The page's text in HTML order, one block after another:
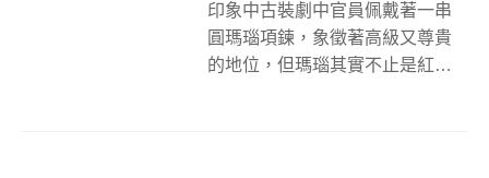
印象中古裝劇中官員佩戴著一串
圓瑪瑙項鍊，象徵著高級又尊貴
的地位，但瑪瑙其實不止是紅色